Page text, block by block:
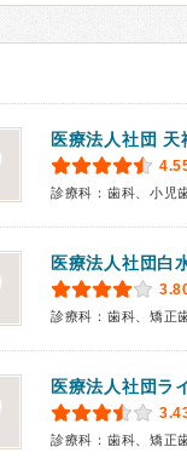
医療法人社団
診療科：歯科、小児
医療法人社団白
診療科：歯科、矯正
医療法人社団ラ
診療科：歯科、矯正